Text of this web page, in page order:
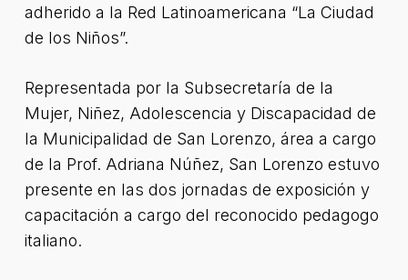
adherido a la Red Latinoamericana “La Ciudad
de los Niños”.
Representada por la Subsecretaría de la
Mujer, Niñez, Adolescencia y Discapacidad de
la Municipalidad de San Lorenzo, área a cargo
de la Prof. Adriana Núñez, San Lorenzo estuvo
presente en las dos jornadas de exposición y
capacitación a cargo del reconocido pedagogo
italiano.